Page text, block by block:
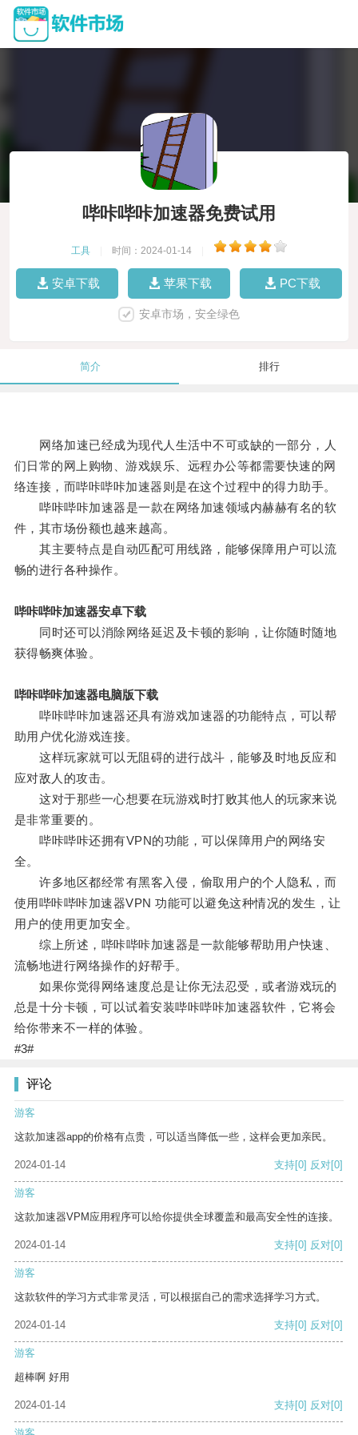
哔咔哔咔加速器免费试用
工具 时间：2024-01-14
安卓下载 苹果下载 PC下载
安卓市场，安全绿色
简介 排行
网络加速已经成为现代人生活中不可或缺的一部分，人
们日常的网上购物、游戏娱乐、远程办公等都需要快速的网
络连接，而哔咔哔咔加速器则是在这个过程中的得力助手。
哔咔哔咔加速器是一款在网络加速领域内赫赫有名的软
件，其市场份额也越来越高。
其主要特点是自动匹配可用线路，能够保障用户可以流
畅的进行各种操作。
哔咔哔咔加速器安卓下载
同时还可以消除网络延迟及卡顿的影响，让你随时随地
获得畅爽体验。
哔咔哔咔加速器电脑版下载
哔咔哔咔加速器还具有游戏加速器的功能特点，可以帮
助用户优化游戏连接。
这样玩家就可以无阻碍的进行战斗，能够及时地反应和
应对敌人的攻击。
这对于那些一心想要在玩游戏时打败其他人的玩家来说
是非常重要的。
哔咔哔咔还拥有VPN的功能，可以保障用户的网络安
全。
许多地区都经常有黑客入侵，偷取用户的个人隐私，而
使用哔咔哔咔加速器VPN 功能可以避免这种情况的发生，让
用户的使用更加安全。
综上所述，哔咔哔咔加速器是一款能够帮助用户快速、
流畅地进行网络操作的好帮手。
如果你觉得网络速度总是让你无法忍受，或者游戏玩的
总是十分卡顿，可以试着安装哔咔哔咔加速器软件，它将会
给你带来不一样的体验。
#3#
评论
游客
这款加速器app的价格有点贵，可以适当降低一些，这样会更加亲民。
2024-01-14 支持[0] 反对[0]
游客
这款加速器VPM应用程序可以给你提供全球覆盖和最高安全性的连接。
2024-01-14 支持[0] 反对[0]
游客
这款软件的学习方式非常灵活，可以根据自己的需求选择学习方式。
2024-01-14 支持[0] 反对[0]
游客
超棒啊 好用
2024-01-14 支持[0] 反对[0]